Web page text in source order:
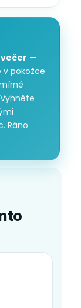
—
v pokožce
Ráno